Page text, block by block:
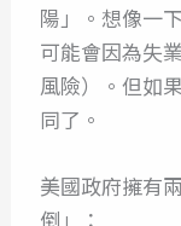
陽」。想像一
可能會因為失
風險）。但如
同了。
美國政府擁有
倒」：